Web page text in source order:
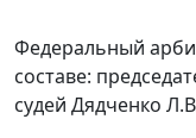
Федеральный
составе:
судей Дядченко